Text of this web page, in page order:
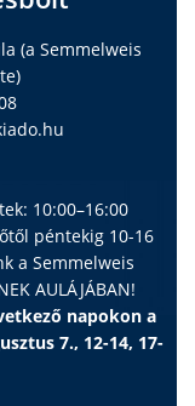
(a Semmelweis
10:00–16:00
péntekig 10-16
a Semmelweis
AULÁJÁBAN!
napokon a
7., 12-14, 17-